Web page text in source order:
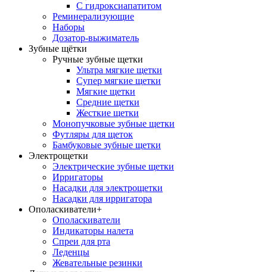
С гидроксиапатитом
Реминерализующие
Наборы
Дозатор-выжиматель
Зубные щётки
Ручные зубные щетки
Ультра мягкие щетки
Супер мягкие щетки
Мягкие щетки
Средние щетки
Жесткие щетки
Монопучковые зубные щетки
Футляры для щеток
Бамбуковые зубные щетки
Электрощетки
Электрические зубные щетки
Ирригаторы
Насадки для электрощетки
Насадки для ирригатора
Ополаскиватели+
Ополаскиватели
Индикаторы налета
Спреи для рта
Леденцы
Жевательные резинки